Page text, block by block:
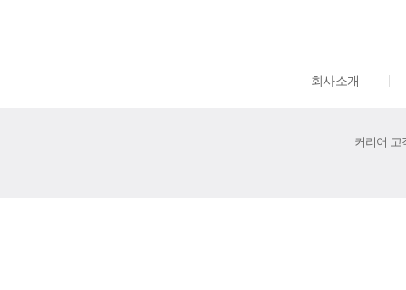
회사소개
커리어 고